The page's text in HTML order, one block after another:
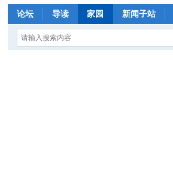
论坛 导读 家园 新闻子站